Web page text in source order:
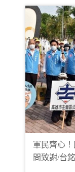
軍民齊心
問致謝/台